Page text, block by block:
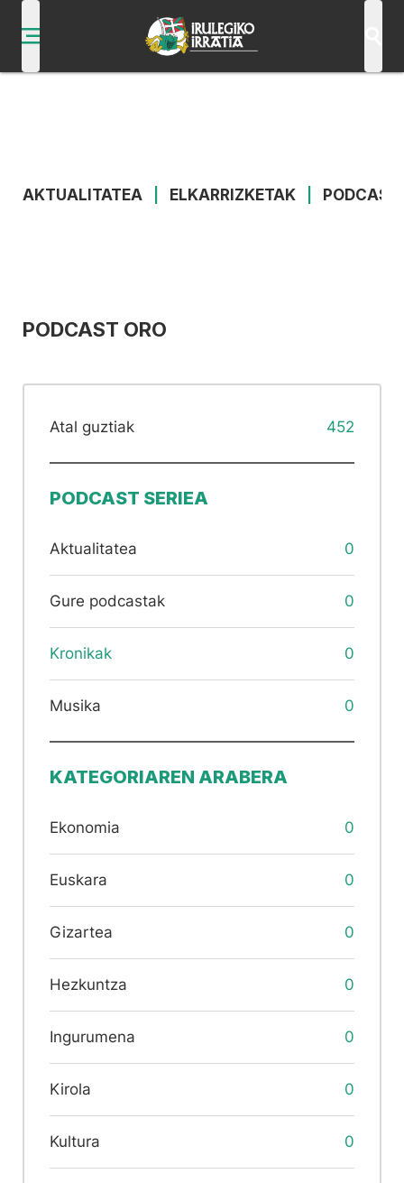
AKTUALITATEA ELKARRIZKETAK
PODCAST ORO
Atal guztiak 452
PODCAST SERIEA
Aktualitatea 0
Gure podcastak 0
Kronikak 0
Musika 0
KATEGORIAREN ARABERA
Ekonomia 0
Euskara 0
Gizartea 0
Hezkuntza 0
Ingurumena 0
Kirola 0
Kultura 0